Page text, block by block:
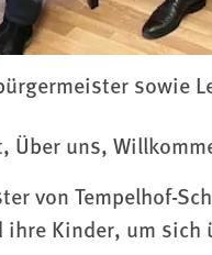
sowie
Über uns,
von Tempelhof-
ihre Kinder, um